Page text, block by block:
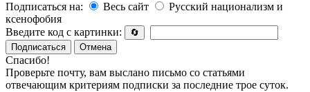
Подписаться на:
Весь сайт
Русский национализм и
ксенофобия
Введите код с картинки:
🔄
Подписаться
Отмена
Спасибо!
Проверьте почту, вам выслано письмо со статьями
отвечающим критериям подписки за последние трое суток.